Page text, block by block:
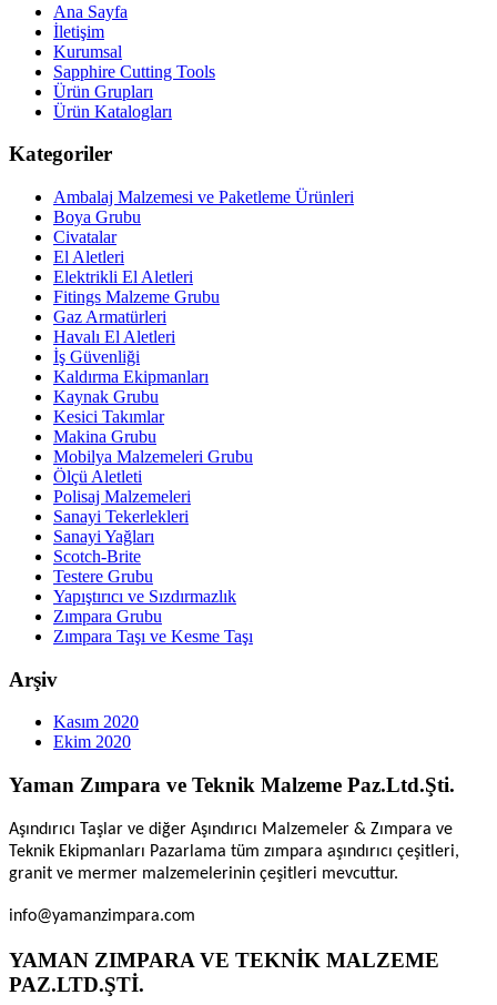
Ana Sayfa
İletişim
Kurumsal
Sapphire Cutting Tools
Ürün Grupları
Ürün Katalogları
Kategoriler
Ambalaj Malzemesi ve Paketleme Ürünleri
Boya Grubu
Civatalar
El Aletleri
Elektrikli El Aletleri
Fitings Malzeme Grubu
Gaz Armatürleri
Havalı El Aletleri
İş Güvenliği
Kaldırma Ekipmanları
Kaynak Grubu
Kesici Takımlar
Makina Grubu
Mobilya Malzemeleri Grubu
Ölçü Aletleti
Polisaj Malzemeleri
Sanayi Tekerlekleri
Sanayi Yağları
Scotch-Brite
Testere Grubu
Yapıştırıcı ve Sızdırmazlık
Zımpara Grubu
Zımpara Taşı ve Kesme Taşı
Arşiv
Kasım 2020
Ekim 2020
Yaman Zımpara ve Teknik Malzeme Paz.Ltd.Şti.
Aşındırıcı Taşlar ve diğer Aşındırıcı Malzemeler & Zımpara ve
Teknik Ekipmanları Pazarlama tüm zımpara aşındırıcı çeşitleri,
granit ve mermer malzemelerinin çeşitleri mevcuttur.
info@yamanzimpara.com
YAMAN ZIMPARA VE TEKNİK MALZEME
PAZ.LTD.ŞTİ.